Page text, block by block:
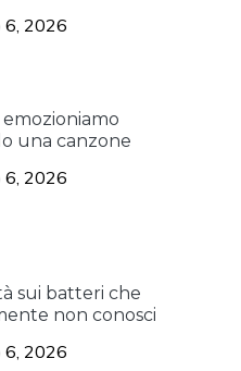
6, 2026
una canzone
6, 2026
sui batteri che
non conosci
6, 2026